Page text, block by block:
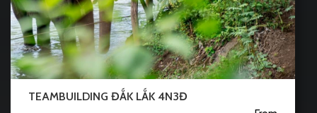
TEAMBUILDING ĐẮK LẮK 4N3Đ